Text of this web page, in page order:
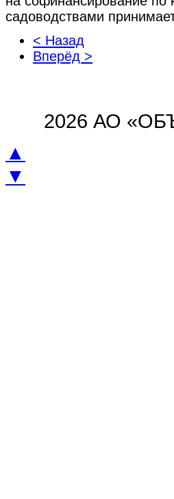
садоводствами
< Назад
Вперёд >
2026 АО
▲
▼